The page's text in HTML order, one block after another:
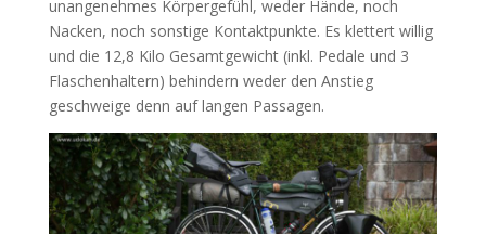
unangenehmes Körpergefühl, weder Hände, noch
Nacken, noch sonstige Kontaktpunkte. Es klettert willig
und die 12,8 Kilo Gesamtgewicht (inkl. Pedale und 3
Flaschenhaltern) behindern weder den Anstieg
geschweige denn auf langen Passagen.